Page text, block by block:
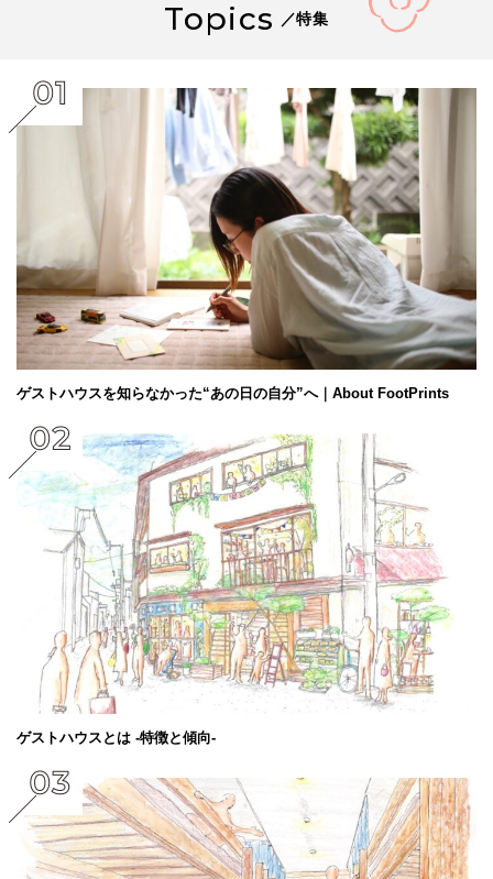
Topics ／特集
ゲストハウスを知らなかった“あの日の自分”へ｜About FootPrints
ゲストハウスとは -特徴と傾向-